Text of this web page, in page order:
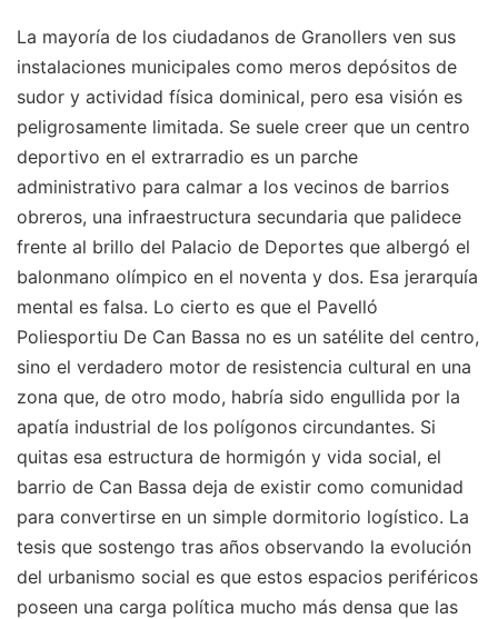
La mayoría de los ciudadanos de Granollers ven sus
instalaciones municipales como meros depósitos de
sudor y actividad física dominical, pero esa visión es
peligrosamente limitada. Se suele creer que un centro
deportivo en el extrarradio es un parche
administrativo para calmar a los vecinos de barrios
obreros, una infraestructura secundaria que palidece
frente al brillo del Palacio de Deportes que albergó el
balonmano olímpico en el noventa y dos. Esa jerarquía
mental es falsa. Lo cierto es que el Pavelló
Poliesportiu De Can Bassa no es un satélite del centro,
sino el verdadero motor de resistencia cultural en una
zona que, de otro modo, habría sido engullida por la
apatía industrial de los polígonos circundantes. Si
quitas esa estructura de hormigón y vida social, el
barrio de Can Bassa deja de existir como comunidad
para convertirse en un simple dormitorio logístico. La
tesis que sostengo tras años observando la evolución
del urbanismo social es que estos espacios periféricos
poseen una carga política mucho más densa que las